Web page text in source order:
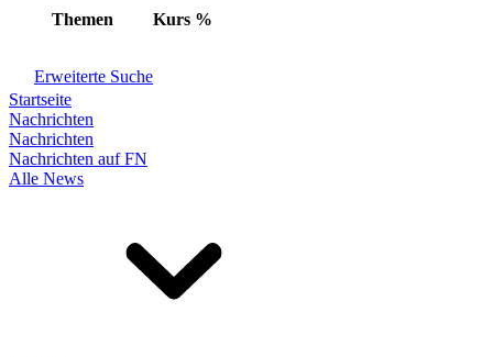
Themen Kurs %
Erweiterte Suche
Startseite
Nachrichten
Nachrichten
Nachrichten auf FN
Alle News